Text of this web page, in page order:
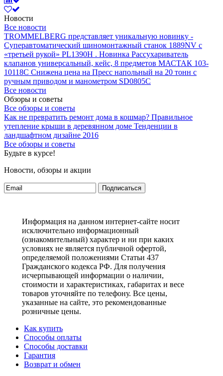
Новости
Все новости
TROMMELBERG представляет уникальную новинку -
Суперавтоматический шиномонтажный станок 1889NV с
«третьей рукой» PL1390H . Новинка Рассухариватель
клапанов универсальный, кейс, 8 предметов МАСТАК 103-
10118C Снижена цена на Пресс напольный на 20 тонн с
ручным приводом и манометром SD0805C
Все новости
Обзоры и советы
Все обзоры и советы
Как не превратить ремонт дома в кошмар? Правильное
утепление крыши в деревянном доме Тенденции в
ландшафтном дизайне 2016
Все обзоры и советы
Будьте в курсе!
Новости, обзоры и акции
Подписаться
Информация на данном интернет-сайте носит
исключительно информационный
(ознакомительный) характер и ни при каких
условиях не является публичной офертой,
определяемой положениями Статьи 437
Гражданского кодекса РФ. Для получения
исчерпывающей информации о наличии,
стоимости и характеристиках, габаритах и весе
товаров уточняйте по телефону. Все цены,
указанные на сайте, это рекомендованные
розничные цены.
Как купить
Способы оплаты
Способы доставки
Гарантия
Возврат и обмен